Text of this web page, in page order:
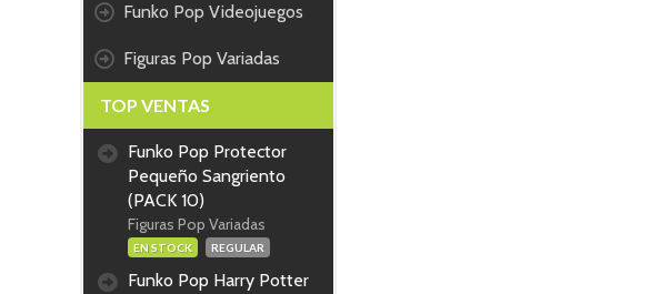
Funko Pop Videojuegos
Figuras Pop Variadas
TOP VENTAS
Funko Pop Protector
Pequeño Sangriento
(PACK 10)
Figuras Pop Variadas
EN STOCK REGULAR
Funko Pop Harry Potter